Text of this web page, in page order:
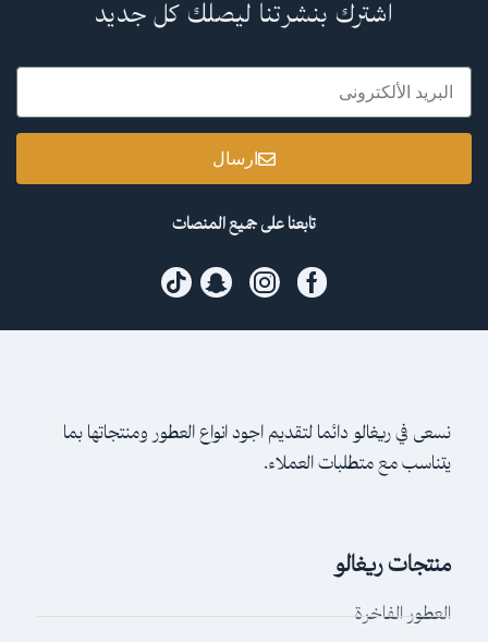
اشترك بنشرتنا ليصلك كل جديد
ارسال
تابعنا على جميع المنصات
نسعى في ريغالو دائما لتقديم اجود انواع العطور ومنتجاتها بما
يتناسب مع متطلبات العملاء.
منتجات ريغالو
العطور الفاخرة